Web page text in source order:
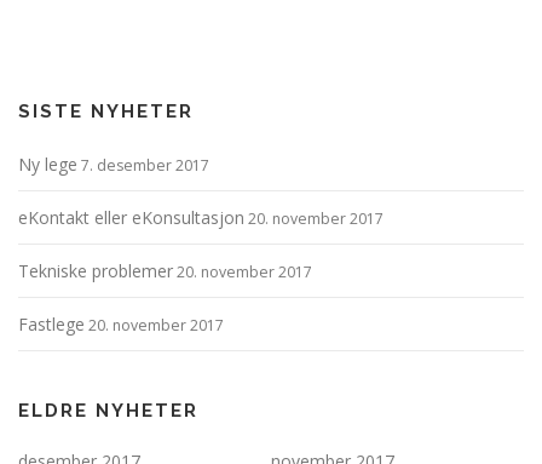
SISTE NYHETER
Ny lege 7. desember 2017
eKontakt eller eKonsultasjon 20. november 2017
Tekniske problemer20. november 2017
Fastlege 20. november 2017
ELDRE NYHETER